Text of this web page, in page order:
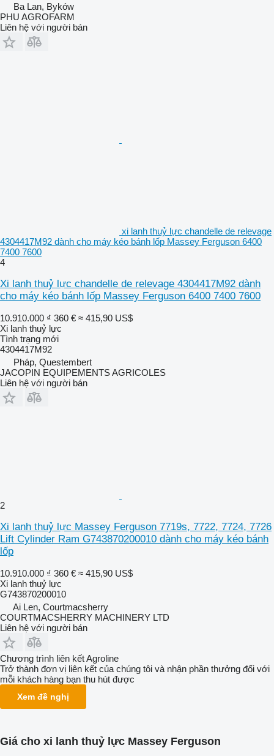
Ba Lan, Byków
PHU AGROFARM
Liên hệ với người bán
xi lanh thuỷ lực chandelle de relevage
4304417M92 dành cho máy kéo bánh lốp Massey Ferguson 6400
7400 7600
4
Xi lanh thuỷ lực chandelle de relevage 4304417M92 dành
cho máy kéo bánh lốp Massey Ferguson 6400 7400 7600
10.910.000 ₫ 360 € ≈ 415,90 US$
Xi lanh thuỷ lực
Tình trạng mới
4304417M92
Pháp, Questembert
JACOPIN EQUIPEMENTS AGRICOLES
Liên hệ với người bán
2
Xi lanh thuỷ lực Massey Ferguson 7719s, 7722, 7724, 7726
Lift Cylinder Ram G743870200010 dành cho máy kéo bánh
lốp
10.910.000 ₫ 360 € ≈ 415,90 US$
Xi lanh thuỷ lực
G743870200010
Ai Len, Courtmacsherry
COURTMACSHERRY MACHINERY LTD
Liên hệ với người bán
Chương trình liên kết Agroline
Trở thành đơn vị liên kết của chúng tôi và nhận phần thưởng đối với
mỗi khách hàng bạn thu hút được
Xem đề nghị
Giá cho xi lanh thuỷ lực Massey Ferguson